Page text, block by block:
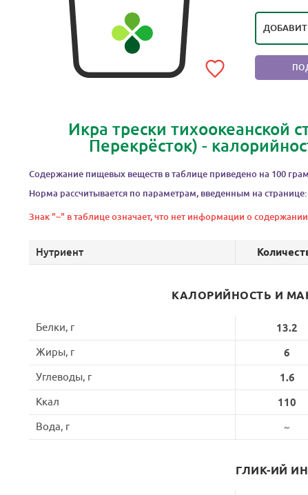
Икра трески тихоокеанской
Перекрёсток) -
Содержание пищевых веществ в таблице приведено на 100
Норма рассчитывается по параметрам, введенным на странице:
Знак "~" в таблице означает, что нет информации о
Нутриент
КАЛОРИЙНОСТЬ И
Белки, г 13.2
Жиры, г
6
Углеводы, г
1.6
Ккал
110
Вода, г
~
ГЛИК-ИЙ